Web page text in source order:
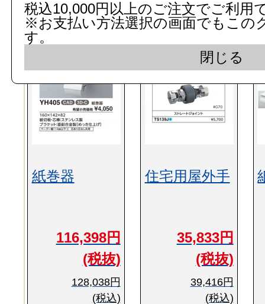
現在の店舗受注状
紙巻器
116,398円
(税抜)
128,038円
(税込)
住宅用屋外手
35,833円
(税抜)
39,416円
(税込)
税込10,000円以上のご注文でご利用
※お支払い方法選択の画面でもこの
す。
閉じる